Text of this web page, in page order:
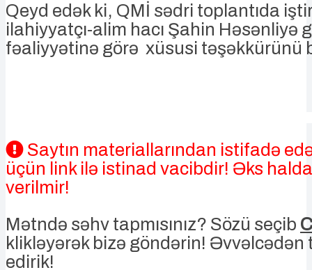
Qeyd edək ki, QMİ sədri toplantıda
ilahiyyatçı-alim hacı Şahin Həsənliyə
fəaliyyətinə görə xüsusi təşəkkürünü
Saytın materiallarından istifadə
üçün link ilə istinad vacibdir! Əks
verilmir!
Mətndə səhv tapmısınız? Sözü seçib
klikləyərək bizə göndərin! Əvvəlcədən
edirik!